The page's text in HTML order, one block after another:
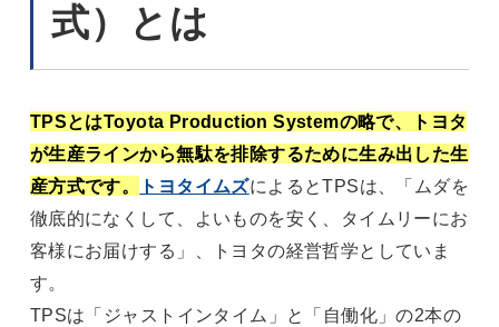
式）とは
TPSとはToyota Production Systemの略で、トヨタ
が生産ラインから無駄を排除するために生み出した生
産方式です。
トヨタイムズによるとTPSは、「ムダを
徹底的になくして、よいものを安く、タイムリーにお
客様にお届けする」、トヨタの経営哲学としていま
す。
TPSは「ジャストインタイム」と「自働化」の2本の